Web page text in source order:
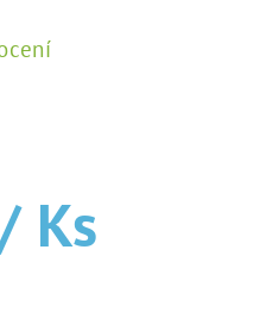
Ks